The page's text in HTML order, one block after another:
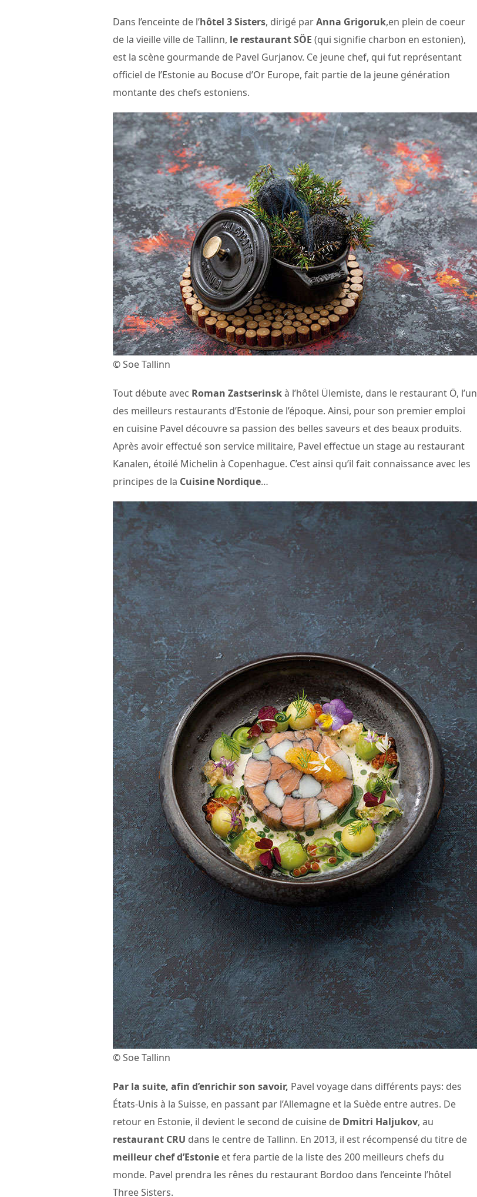
Dans l’enceinte de l’hôtel 3 Sisters, dirigé parAnna Grigoruk,en plein de coeur
de la vieille ville de Tallinn, le restaurant SÖE (qui signifie charbon en estonien),
est la scène gourmande de Pavel Gurjanov. Ce jeune chef, qui fut représentant
officiel de l’Estonie au Bocuse d’Or Europe, fait partie de la jeune génération
montante des chefs estoniens.
© Soe Tallinn
Tout débute avec Roman Zastserinskà l’hôtel Ülemiste, dans le restaurant Ö, l’un
des meilleurs restaurants d’Estonie de l’époque. Ainsi, pour son premier emploi
en cuisine Pavel découvre sa passion des belles saveurs et des beaux produits.
Après avoir effectué son service militaire, Pavel effectue un stage au restaurant
Kanalen, étoilé Michelin à Copenhague. C’est ainsi qu’il fait connaissance avec les
principes de la Cuisine Nordique…
© Soe Tallinn
Par la suite, afin d’enrichir son savoir, Pavel voyage dans différents pays: des
États-Unis à la Suisse, en passant par l’Allemagne et la Suède entre autres. De
retour en Estonie, il devient le second de cuisine de Dmitri Haljukov, au
restaurant CRU dans le centre de Tallinn. En 2013, il est récompensé du titre de
meilleur chef d’Estonie et fera partie de la liste des 200 meilleurs chefs du
monde. Pavel prendra les rênes du restaurant Bordoo dans l’enceinte l’hôtel
Three Sisters.